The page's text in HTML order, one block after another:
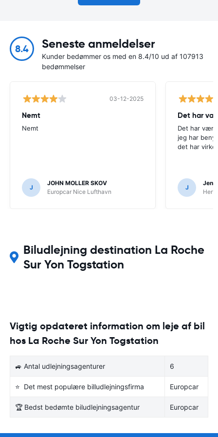
8.4 Seneste anmeldelser
Kunder bedømmer os med en 8.4/10 ud af 107913
bedømmelser
03-12-2025
Nemt
Nemt
J
JOHN MOLLER SKOV
Europcar Nice Lufthavn
Det har
Det har
jeg har
det har
J
Jens
Biludlejning destination La Roche
Sur Yon Togstation
Vigtig opdateret information om leje af bil
hos La Roche Sur Yon Togstation
🚙 Antal udlejningsagenturer 6
⭐ Det mest populære billudlejningsfirma Europcar
🏆 Bedst bedømte biludlejningsagentur Europcar